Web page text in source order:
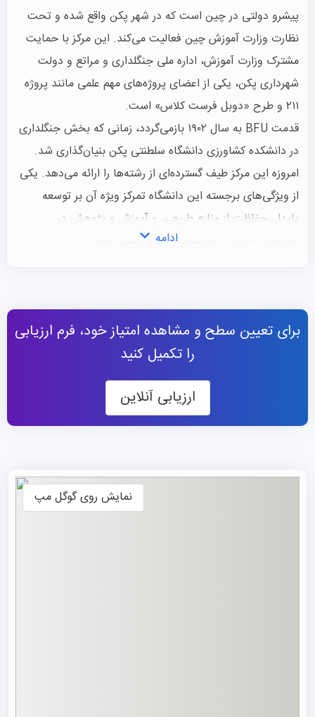
پیشرو دولتی در چین است که در شهر پکن واقع شده و تحت
نظارت وزارت آموزش چین فعالیت می‌کند. این مرکز با حمایت
مشترک وزارت آموزش، اداره ملی جنگلداری و مراتع و دولت
شهرداری پکن، یکی از اعضای پروژه‌های مهم علمی مانند پروژه
۲۱۱ و طرح «دوبل فرست کلاس» است.
قدمت BFU به سال ۱۹۰۲ بازمی‌گردد، زمانی که بخش جنگلداری
در دانشکده کشاورزی دانشگاه سلطنتی پکن بنیان‌گذاری شد.
امروزه این مرکز طیف گسترده‌ای از رشته‌ها را ارائه می‌دهد. یکی
از ویژگی‌های برجسته این دانشگاه تمرکز ویژه آن بر توسعه
پایدار، حفاظت از منابع طبیعی، و آموزش و پژوهش در
حوزه‌های احیای اکوسیستم و تنوع زیستی است.
فعالتری در توسعه فناوری‌های نوین ایفا کند. در حال حاضر این
مرکز دارای ۴۹۵ استاد و دانشیار است که از این میان، ۱۲۷ نفر
استاد راهنمای مقطع دکتری هستند و ۵ نفر از اعضای هیئت
BFU با بیش از ۱۵۰ دانشگاه و مؤسسه تحقیقاتی در بیش از ۲۰
است. محیط آموزشی در این مرکز، تلفیقی از دانش تخصصی و
تقویت مهارت‌های فردی با تأکید بر خلاقیت، پژوهش‌محوری و
ادامه
برای تعیین سطح و مشاهده امتیاز خود، فرم ارزیابی
را تکمیل کنید
ارزیابی آنلاین
نمایش روی گوگل مپ